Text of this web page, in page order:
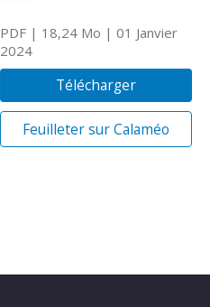
PDF| 18,24 Mo | 01 Janvier
2024
Télécharger
Feuilleter sur Calaméo